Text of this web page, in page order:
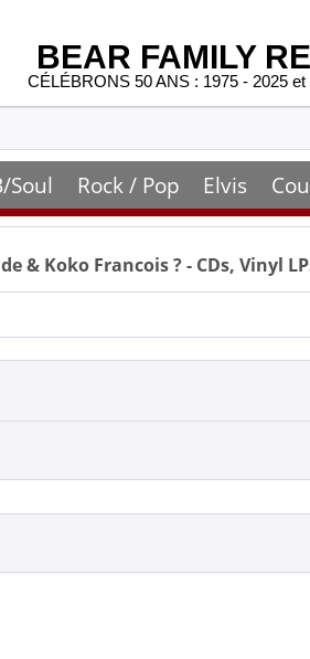
BEAR FAMILY
CÉLÉBRONS 50 ANS : 1975 - 2025
Soul Rock / Pop Elvis
& Koko Francois? - CDs, Vinyl